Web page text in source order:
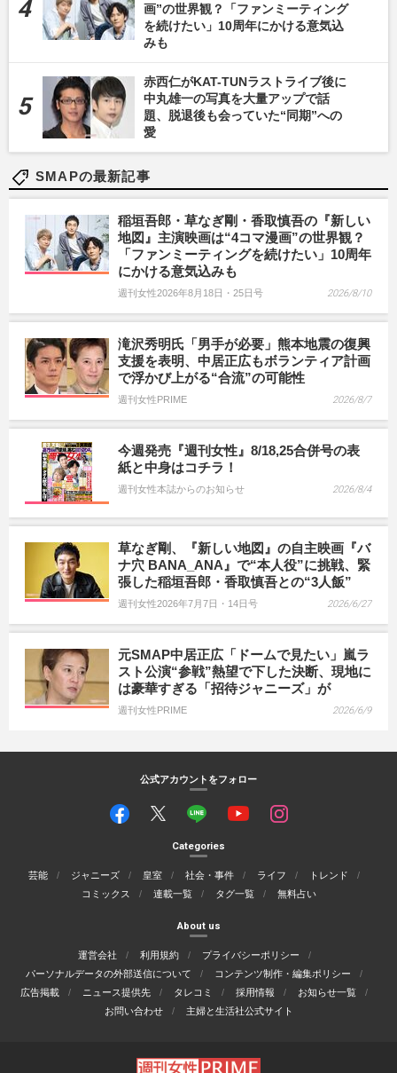
画”の世界観？「ファンミーティング
を続けたい」10周年にかける意気込
みも
赤西仁がKAT-TUNラストライブ後に
中丸雄一の写真を大量アップで話
題、脱退後も会っていた“同期”への
愛
SMAPの最新記事
稲垣吾郎・草なぎ剛・香取慎吾の『新しい
地図』主演映画は“4コマ漫画”の世界観？
「ファンミーティングを続けたい」10周年
にかける意気込みも
週刊女性2026年8月18日・25日号 2026/8/10
滝沢秀明氏「男手が必要」熊本地震の復興
支援を表明、中居正広もボランティア計画
で浮かび上がる“合流”の可能性
週刊女性PRIME 2026/8/7
今週発売『週刊女性』8/18,25合併号の表
紙と中身はコチラ！
週刊女性本誌からのお知らせ 2026/8/4
草なぎ剛、『新しい地図』の自主映画『バ
ナ穴 BANA_ANA』で“本人役”に挑戦、緊
張した稲垣吾郎・香取慎吾との“3人飯”
週刊女性2026年7月7日・14日号 2026/6/27
元SMAP中居正広「ドームで見たい」嵐ラ
スト公演“参戦”熱望で下した決断、現地に
は豪華すぎる「招待ジャニーズ」が
週刊女性PRIME 2026/6/9
公式アカウントをフォロー
Categories
芸能 ジャニーズ 皇室 社会・事件 ライフ
トレンド
コミックス
連載一覧 タグ一覧 無料占い
About us
運営会社 利用規約
プライバシーポリシー
パーソナルデータの外部送信について
コンテンツ制作・編集ポリシー
広告掲載
ニュース提供先 タレコミ 採用情報
お知らせ一覧
お問い合わせ
主婦と生活社公式サイト